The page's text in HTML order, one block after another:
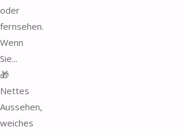
oder
fernsehen.
Wenn
Sie...
🎁
Nettes
Aussehen,
weiches